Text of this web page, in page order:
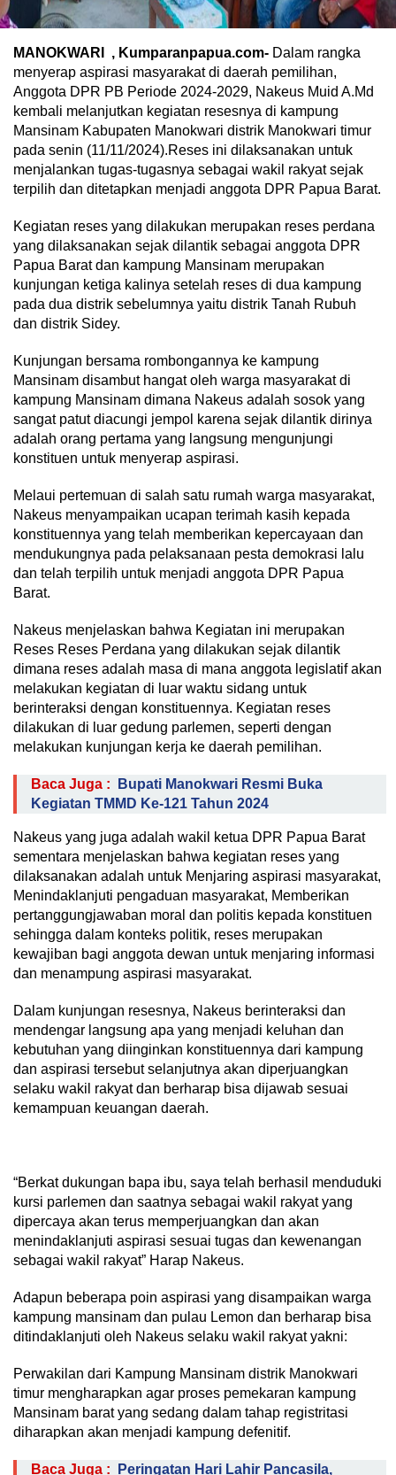
MANOKWARI , Kumparanpapua.com- Dalam rangka
menyerap aspirasi masyarakat di daerah pemilihan,
Anggota DPR PB Periode 2024-2029, Nakeus Muid A.Md
kembali melanjutkan kegiatan resesnya di kampung
Mansinam Kabupaten Manokwari distrik Manokwari timur
pada senin (11/11/2024).Reses ini dilaksanakan untuk
menjalankan tugas-tugasnya sebagai wakil rakyat sejak
terpilih dan ditetapkan menjadi anggota DPR Papua Barat.
Kegiatan reses yang dilakukan merupakan reses perdana
yang dilaksanakan sejak dilantik sebagai anggota DPR
Papua Barat dan kampung Mansinam merupakan
kunjungan ketiga kalinya setelah reses di dua kampung
pada dua distrik sebelumnya yaitu distrik Tanah Rubuh
dan distrik Sidey.
Kunjungan bersama rombongannya ke kampung
Mansinam disambut hangat oleh warga masyarakat di
kampung Mansinam dimana Nakeus adalah sosok yang
sangat patut diacungi jempol karena sejak dilantik dirinya
adalah orang pertama yang langsung mengunjungi
konstituen untuk menyerap aspirasi.
Melaui pertemuan di salah satu rumah warga masyarakat,
Nakeus menyampaikan ucapan terimah kasih kepada
konstituennya yang telah memberikan kepercayaan dan
mendukungnya pada pelaksanaan pesta demokrasi lalu
dan telah terpilih untuk menjadi anggota DPR Papua
Barat.
Nakeus menjelaskan bahwa Kegiatan ini merupakan
Reses Reses Perdana yang dilakukan sejak dilantik
dimana reses adalah masa di mana anggota legislatif akan
melakukan kegiatan di luar waktu sidang untuk
berinteraksi dengan konstituennya. Kegiatan reses
dilakukan di luar gedung parlemen, seperti dengan
melakukan kunjungan kerja ke daerah pemilihan.
Baca Juga :
Bupati Manokwari Resmi Buka
Kegiatan TMMD Ke-121 Tahun 2024
Nakeus yang juga adalah wakil ketua DPR Papua Barat
sementara menjelaskan bahwa kegiatan reses yang
dilaksanakan adalah untuk Menjaring aspirasi masyarakat,
Menindaklanjuti pengaduan masyarakat, Memberikan
pertanggungjawaban moral dan politis kepada konstituen
sehingga dalam konteks politik, reses merupakan
kewajiban bagi anggota dewan untuk menjaring informasi
dan menampung aspirasi masyarakat.
Dalam kunjungan resesnya, Nakeus berinteraksi dan
mendengar langsung apa yang menjadi keluhan dan
kebutuhan yang diinginkan konstituennya dari kampung
dan aspirasi tersebut selanjutnya akan diperjuangkan
selaku wakil rakyat dan berharap bisa dijawab sesuai
kemampuan keuangan daerah.
“Berkat dukungan bapa ibu, saya telah berhasil menduduki
kursi parlemen dan saatnya sebagai wakil rakyat yang
dipercaya akan terus memperjuangkan dan akan
menindaklanjuti aspirasi sesuai tugas dan kewenangan
sebagai wakil rakyat” Harap Nakeus.
Adapun beberapa poin aspirasi yang disampaikan warga
kampung mansinam dan pulau Lemon dan berharap bisa
ditindaklanjuti oleh Nakeus selaku wakil rakyat yakni:
Perwakilan dari Kampung Mansinam distrik Manokwari
timur mengharapkan agar proses pemekaran kampung
Mansinam barat yang sedang dalam tahap registritasi
diharapkan akan menjadi kampung defenitif.
Baca Juga : Peringatan Hari Lahir Pancasila,